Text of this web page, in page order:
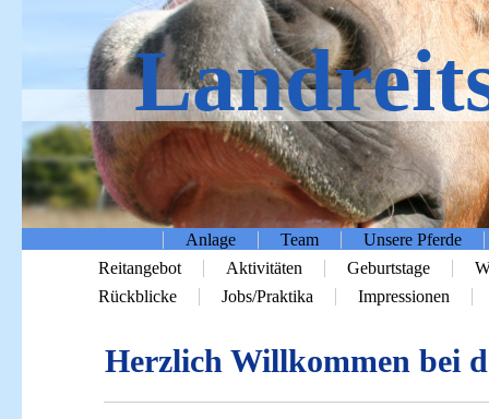
Anlage Team
Unsere Pferde
Reitangebot
Aktivitäten Geburtstage
Rückblicke
Jobs/Praktika Impressionen
Herzlich Willkommen bei